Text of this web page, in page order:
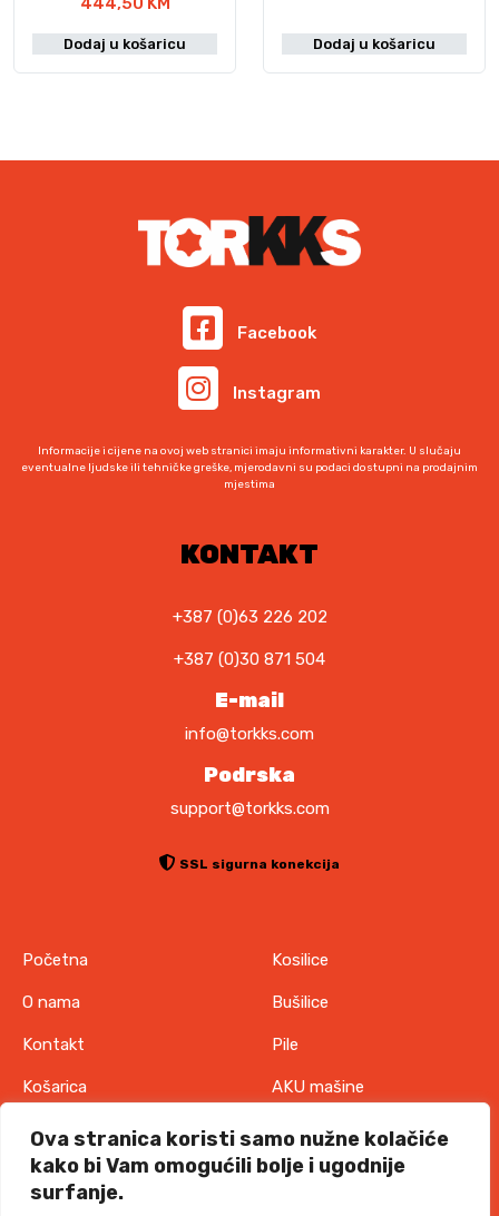
Ova stranica koristi samo nužne kolačiće
kako bi Vam omogućili bolje i ugodnije
surfanje.
o
r
e
n
a
a
4
9
M
e
n
i
j
e
e
4
4
0
M
Dodaj u košaricu Dodaj u košaricu
Facebook
Instagram
Informacije i cijene na ovoj web stranici imaju informativni karakter. U slučaju
eventualne ljudske ili tehničke greške, mjerodavni su podaci dostupni na prodajnim
mjestima
KONTAKT
+387 (0)63 226 202
+387 (0)30 871 504
E-mail
info@torkks.com
Podrska
support@torkks.com
SSL sigurna konekcija
Početna
O nama
Kontakt
Košarica
Pravila o zaštiti
privatnosti
Uvjeti korištenja
Kosilice
Bušilice
Pile
AKU mašine
IT oprema